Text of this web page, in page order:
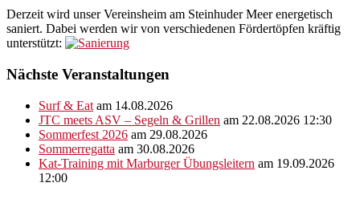
Derzeit wird unser Vereinsheim am Steinhuder Meer energetisch
saniert. Dabei werden wir von verschiedenen Fördertöpfen kräftig
unterstützt:
Nächste Veranstaltungen
Surf & Eat am 14.08.2026
JTC meets ASV – Segeln & Grillen am 22.08.2026 12:30
Sommerfest 2026 am 29.08.2026
Sommerregatta am 30.08.2026
Kat-Training mit Marburger Übungsleitern am 19.09.2026
12:00